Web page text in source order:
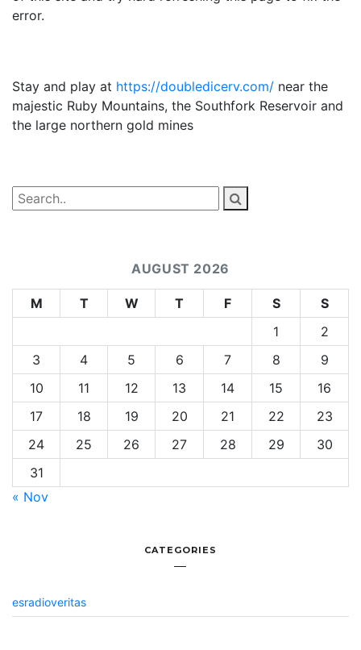
error.
Stay and play at https://doubledicerv.com/ near the
majestic Ruby Mountains, the Southfork Reservoir and
the large northern gold mines
AUGUST 2026
M T W T F S
S
1
2
3
4 5 6 7 8
9
10
11 12 13 14 15
16
17
18 19 20 21 22
23
24
25 26 27 28 29
30
31
« Nov
CATEGORIES
esradioveritas